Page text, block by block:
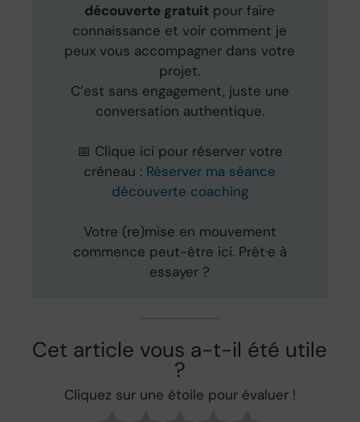
découverte gratuit pour faire
connaissance et voir comment je
peux vous accompagner dans votre
projet.
C’est sans engagement, juste une
conversation authentique.
📅 Clique ici pour réserver votre
créneau : Réserver ma séance
découverte coaching
Votre (re)mise en mouvement
commence peut-être ici. Prêt·e à
essayer ?
Cet article vous a-t-il été utile
?
Cliquez sur une étoile pour évaluer !